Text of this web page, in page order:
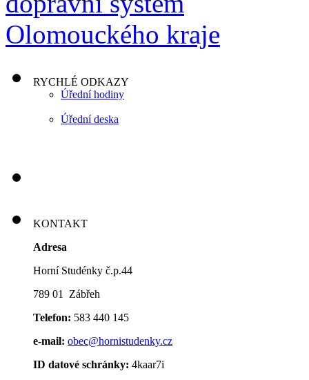
RYCHLÉ ODKAZY
Úřední hodiny
Úřední deska
KONTAKT
Adresa
Horní Studénky č.p.44
789 01 Zábřeh
Telefon: 583 440 145
e-mail: obec@hornistudenky.cz
ID datové schránky: 4kaar7i